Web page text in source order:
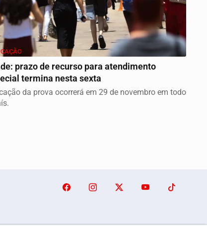
prazo de recurso para atendimento
termina nesta sexta
da prova ocorrerá em 29 de novembro em todo